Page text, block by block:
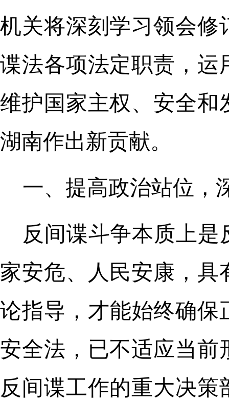
机关将深刻学习领会修
谍法各项法定职责，运
维护国家主权、安全和
湖南作出新贡献。
一、提高政治站位，
反间谍斗争本质上
家安危、人民安康，
论指导，才能始终确保
安全法，已不适应当
反间谍工作的重大决